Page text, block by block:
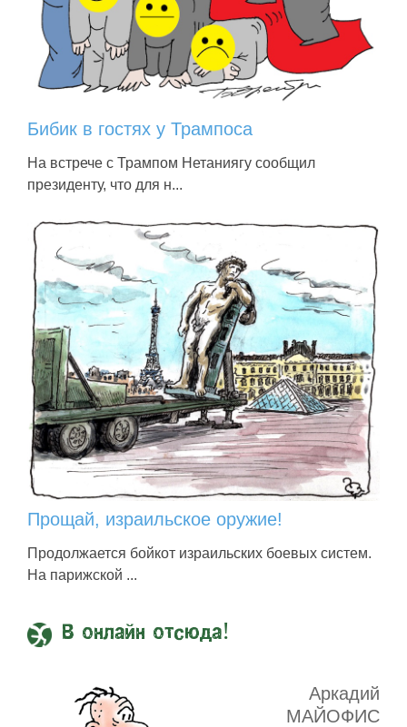
Бибик в гостях у Трампоса
На встрече с Трампом Нетаниягу сообщил
президенту, что для н...
Прощай, израильское оружие!
Продолжается бойкот израильских боевых систем.
На парижской ...
В онлайн отсюда!
Аркадий
МАЙОФИС